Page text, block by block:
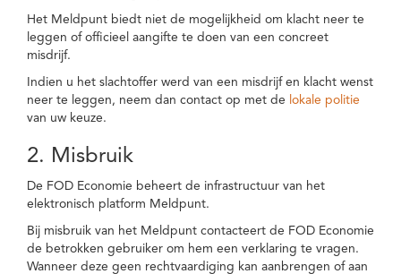
Het Meldpunt biedt niet de mogelijkheid om klacht neer te
leggen of officieel aangifte te doen van een concreet
misdrijf.
Indien u het slachtoffer werd van een misdrijf en klacht wenst
neer te leggen, neem dan contact op met de lokale politie
van uw keuze.
2. Misbruik
De FOD Economie beheert de infrastructuur van het
elektronisch platform Meldpunt.
Bij misbruik van het Meldpunt contacteert de FOD Economie
de betrokken gebruiker om hem een verklaring te vragen.
Wanneer deze geen rechtvaardiging kan aanbrengen of aan